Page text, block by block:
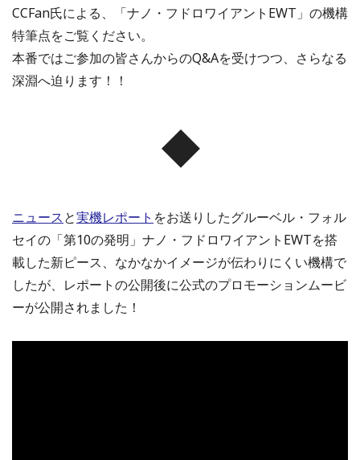
CCFan氏による、「ナノ・フドロワイアントEWT」の機構
特筆点をご覧ください。
本番ではご参加の皆さんからのQ&Aを受けつつ、さらなる
深淵へ迫ります！！
◆
ニュースと実機レポート をお送りしたグルーベル・フォル
セイの「第10の発明」ナノ・フドロワイアントEWTを搭
載した新ピース、なかなかイメージが伝わりにくい機構で
したが、レポートの公開後に公式のプロモーションムービ
ーが公開されました！